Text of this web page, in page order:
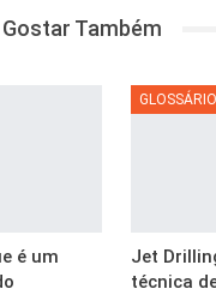
Também
é um
GLOSSÁRIO
Jet
técnica